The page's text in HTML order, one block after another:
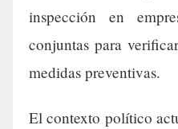
inspección en
conjuntas para
medidas preventivas.
El contexto político